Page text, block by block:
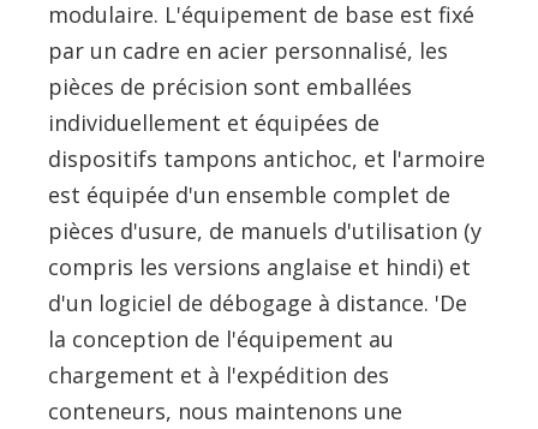
modulaire. L'équipement de base est fixé
par un cadre en acier personnalisé, les
pièces de précision sont emballées
individuellement et équipées de
dispositifs tampons antichoc, et l'armoire
est équipée d'un ensemble complet de
pièces d'usure, de manuels d'utilisation (y
compris les versions anglaise et hindi) et
d'un logiciel de débogage à distance. 'De
la conception de l'équipement au
chargement et à l'expédition des
conteneurs, nous maintenons une